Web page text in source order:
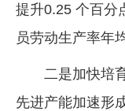
提升0.25 个百分
员劳动生产率年
二是加快培
先进产能加速形